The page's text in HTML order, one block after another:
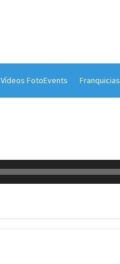
Vídeos FotoEvents Franquicias